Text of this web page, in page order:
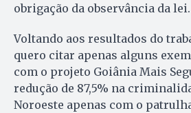
obrigação da observância da lei.
Voltando aos resultados do
quero citar apenas alguns
com o projeto Goiânia Mais
redução de 87,5% na
Noroeste apenas com o